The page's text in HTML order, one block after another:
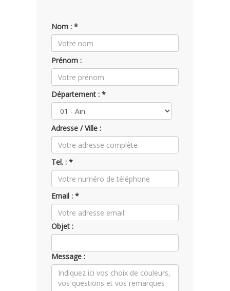
Nom : *
Prénom :
Département : *
Adresse / Ville :
Tel. : *
Email : *
Objet :
Message :